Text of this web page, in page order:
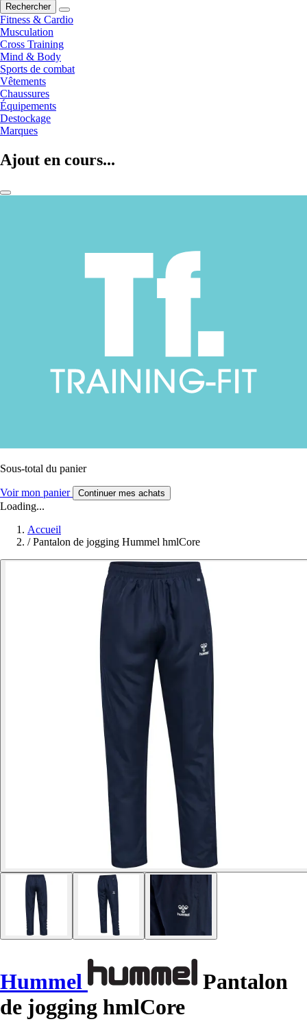
Rechercher
Fitness & Cardio
Musculation
Cross Training
Mind & Body
Sports de combat
Vêtements
Chaussures
Équipements
Destockage
Marques
Ajout en cours...
Sous-total du panier
Voir mon panier Continuer mes achats
Loading...
Accueil
/ Pantalon de jogging Hummel hmlCore
Hummel
Pantalon
de jogging hmlCore